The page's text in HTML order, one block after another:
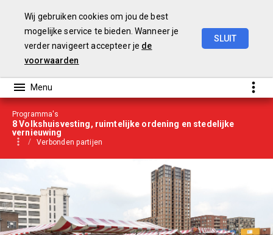
Programma's
8 Volkshuisvesting, ruimtelijke ordening en stedelijke
vernieuwing
Verbonden partijen
Wij gebruiken cookies om jou de best
mogelijke service te bieden. Wanneer je
verder navigeert accepteer je de
voorwaarden
SLUIT